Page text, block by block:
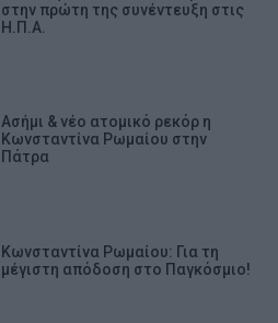
στην πρώτη της συνέντευξη στις
Η.Π.Α.
Ασήμι & νέο ατομικό ρεκόρ η
Κωνσταντίνα Ρωμαίου στην
Πάτρα
Κωνσταντίνα Ρωμαίου: Για τη
μέγιστη απόδοση στο Παγκόσμιο!